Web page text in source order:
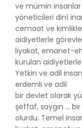
ve mümin insanlar
yöneticileri dinî
cemaat ve
aidiyetlerle
liyakat, emanet-
kurulan aidiyetlerle
Yetkin ve adil
erdemli ve adil
bir devlet olarak
şeffaf, saygın …
olurdu. Temel